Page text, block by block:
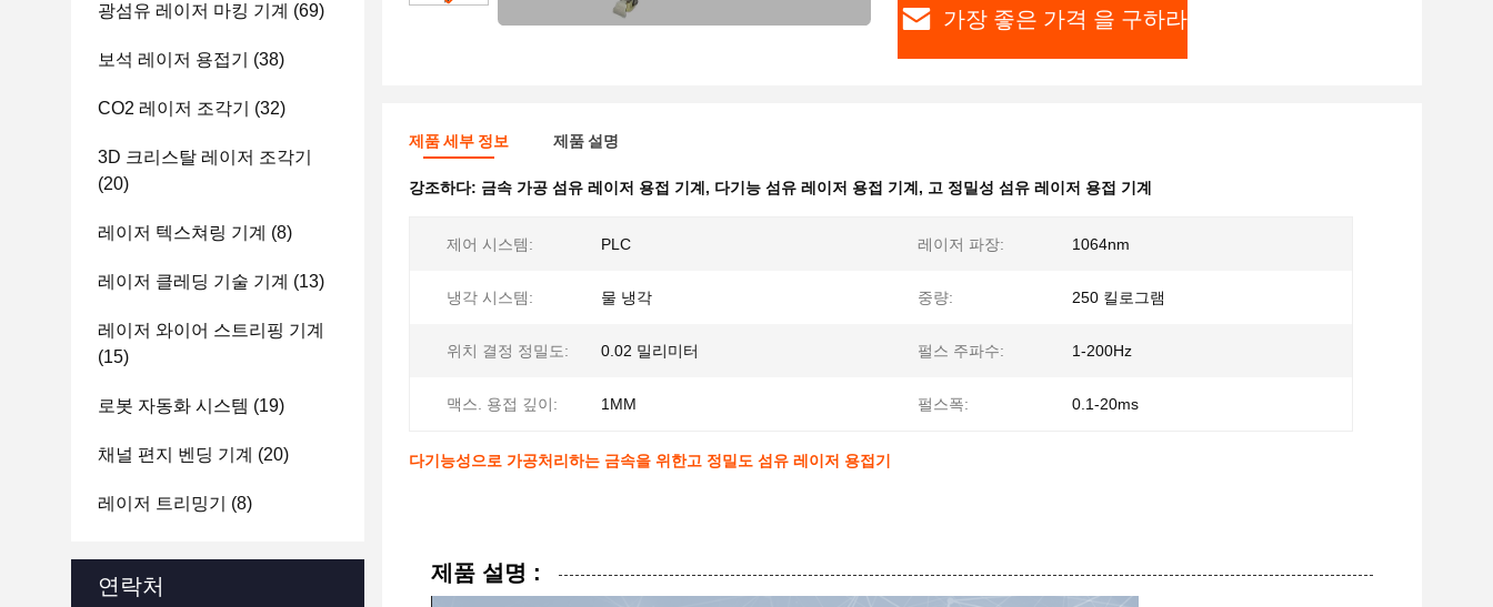
광섬유 레이저 마킹 기계 (69)
보석 레이저 용접기 (38)
CO2 레이저 조각기 (32)
3D 크리스탈 레이저 조각기
(20)
레이저 텍스쳐링 기계 (8)
레이저 클레딩 기술 기계 (13)
레이저 와이어 스트리핑 기계
(15)
로봇 자동화 시스템 (19)
채널 편지 벤딩 기계 (20)
레이저 트리밍기 (8)
연락처
가장 좋은 가격 을 구하라
제품 세부 정보 제품 설명
강조하다: 금속 가공 섬유 레이저 용접 기계 , 다기능 섬유 레이저 용접 기계 , 고 정밀성 섬유 레이저 용접 기계
제어 시스템: PLC 레이저 파장: 1064nm
냉각 시스템: 물 냉각 중량: 250 킬로그램
위치 결정 정밀도: 0.02 밀리미터 펄스 주파수: 1-200Hz
맥스. 용접 깊이: 1MM 펄스폭: 0.1-20ms
다기능성으로 가공처리하는 금속을 위한고 정밀도 섬유 레이저 용접기
제품 설명 :